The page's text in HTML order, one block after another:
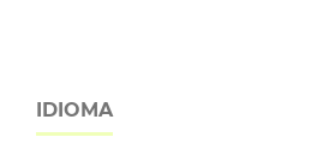
IDIOMA